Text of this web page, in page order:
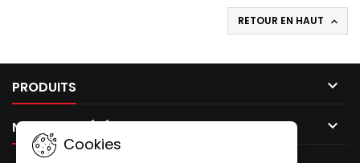
RETOUR EN HAUT 
PRODUITS 
NOTRE SOCIÉTÉ 
Cookies